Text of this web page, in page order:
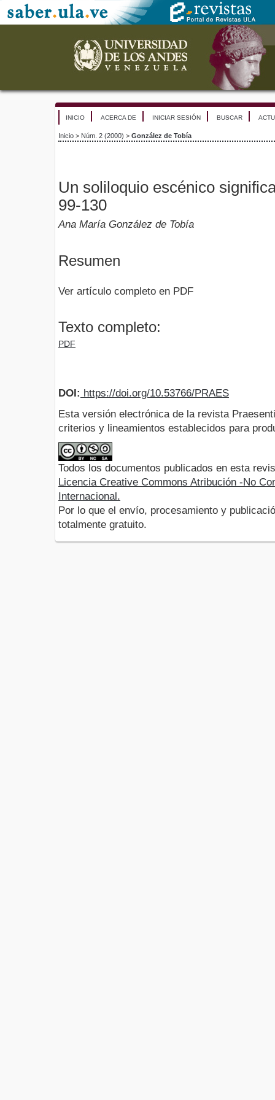
INICIO ACERCA DE INICIAR SESIÓN BUSCAR
Inicio > Núm. 2 (2000) > González de Tobía
Un soliloquio escénico
99-130
Ana María González de Tobía
Resumen
Ver artículo completo en PDF
Texto completo:
PDF
DOI: https://doi.org/10.53766/PRAES
Esta versión electrónica de la revista
criterios y lineamientos establecidos para
Todos los documentos publicados en esta
Licencia Creative Commons Atribución -No
Internacional.
Por lo que el envío, procesamiento y
totalmente gratuito.